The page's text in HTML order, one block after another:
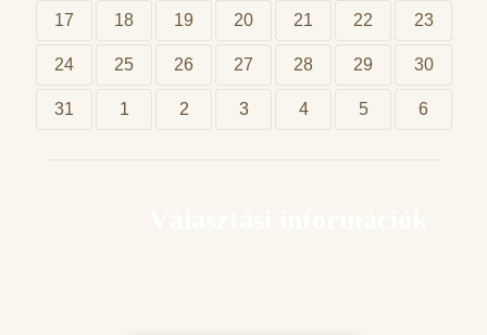
17 18 19 20 21 22 23
24 25 26 27 28 29 30
31 1 2 3 4 5 6